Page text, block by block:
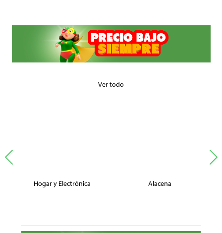
Ver todo
Hogar y Electrónica Alacena